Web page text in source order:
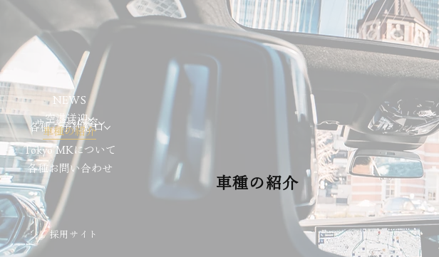
車種の紹介
採用サイト
NEWS
空港送迎
サービス内容
各種ご予約窓口
車種の紹介
Tokyo MKについて
各種お問い合わせ